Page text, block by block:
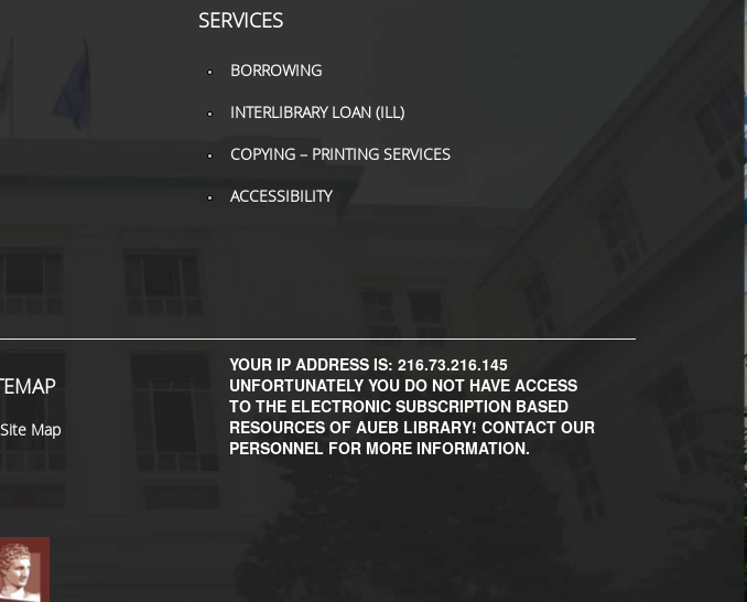
SERVICES
BORROWING
INTERLIBRARY LOAN (ILL)
COPYING – PRINTING SERVICES
ACCESSIBILITY
YOUR IP ADDRESS IS: 216.73.216.145
UNFORTUNATELY YOU DO NOT HAVE ACCESS
TO THE ELECTRONIC SUBSCRIPTION BASED
RESOURCES OF AUEB LIBRARY! CONTACT OUR
PERSONNEL FOR MORE INFORMATION.
Site Map